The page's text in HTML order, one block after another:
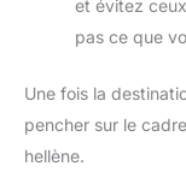
et évitez
pas ce que
Une fois la
pencher sur le
hellène.